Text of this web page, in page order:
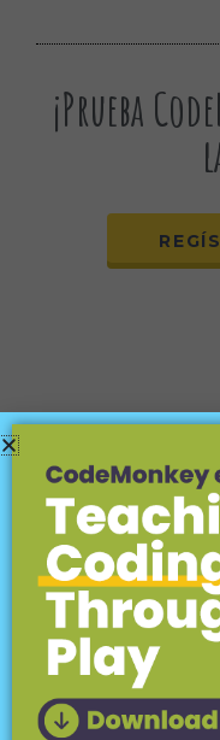
¡Prueba
Más para explorar: